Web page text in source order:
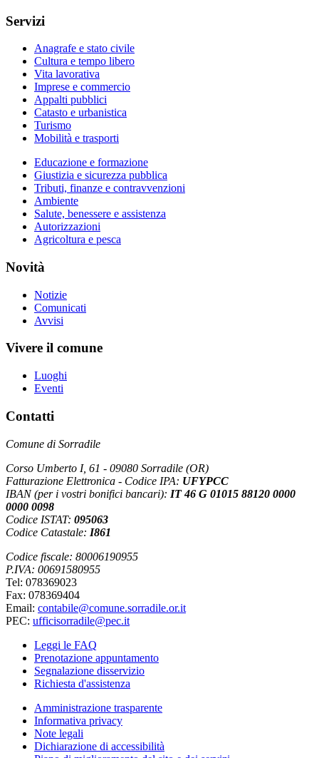
Servizi
Anagrafe e stato civile
Cultura e tempo libero
Vita lavorativa
Imprese e commercio
Appalti pubblici
Catasto e urbanistica
Turismo
Mobilità e trasporti
Educazione e formazione
Giustizia e sicurezza pubblica
Tributi, finanze e contravvenzioni
Ambiente
Salute, benessere e assistenza
Autorizzazioni
Agricoltura e pesca
Novità
Notizie
Comunicati
Avvisi
Vivere il comune
Luoghi
Eventi
Contatti
Comune di Sorradile
Corso Umberto I, 61 - 09080 Sorradile (OR)
Fatturazione Elettronica - Codice IPA: UFYPCC
IBAN (per i vostri bonifici bancari): IT 46 G 01015 88120 0000
0000 0098
Codice ISTAT: 095063
Codice Catastale: I861
Codice fiscale: 80006190955
P.IVA: 00691580955
Tel: 078369023
Fax: 078369404
Email: contabile@comune.sorradile.or.it
PEC: ufficisorradile@pec.it
Leggi le FAQ
Prenotazione appuntamento
Segnalazione disservizio
Richiesta d'assistenza
Amministrazione trasparente
Informativa privacy
Note legali
Dichiarazione di accessibilità